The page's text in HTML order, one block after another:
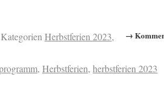
→
Herbstferien 2023,
, Herbstferien, herbstferien 2023